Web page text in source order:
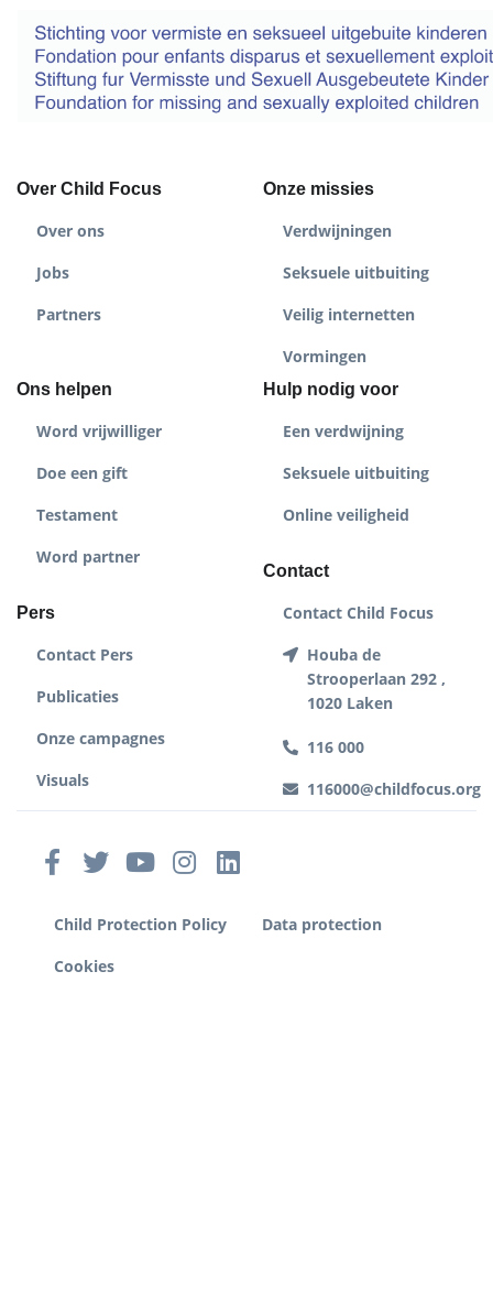
Over Child Focus
Over ons
Jobs
Partners
Onze missies
Verdwijningen
Seksuele uitbuiting
Veilig internetten
Vormingen
Ons helpen
Word vrijwilliger
Doe een gift
Testament
Word partner
Pers
Contact Pers
Publicaties
Onze campagnes
Visuals
Hulp nodig voor
Een verdwijning
Seksuele uitbuiting
Online veiligheid
Contact
Contact Child Focus
Houba de
Strooperlaan 292 ,
1020 Laken
116 000
116000@childfocus.org
Child Protection Policy
Data protection
Cookies